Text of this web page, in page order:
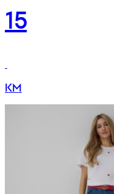
15
KM